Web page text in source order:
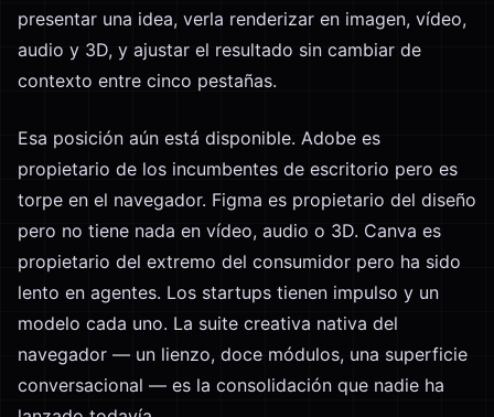
presentar una idea, verla renderizar en imagen, vídeo,
audio y 3D, y ajustar el resultado sin cambiar de
contexto entre cinco pestañas.
Esa posición aún está disponible. Adobe es
propietario de los incumbentes de escritorio pero es
torpe en el navegador. Figma es propietario del diseño
pero no tiene nada en vídeo, audio o 3D. Canva es
propietario del extremo del consumidor pero ha sido
lento en agentes. Los startups tienen impulso y un
modelo cada uno. La suite creativa nativa del
navegador — un lienzo, doce módulos, una superficie
conversacional — es la consolidación que nadie ha